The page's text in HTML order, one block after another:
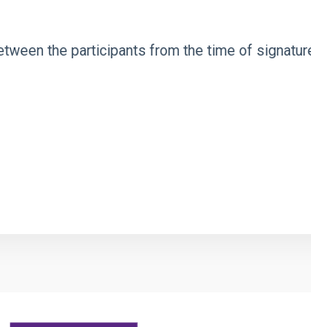
the participants from the time of